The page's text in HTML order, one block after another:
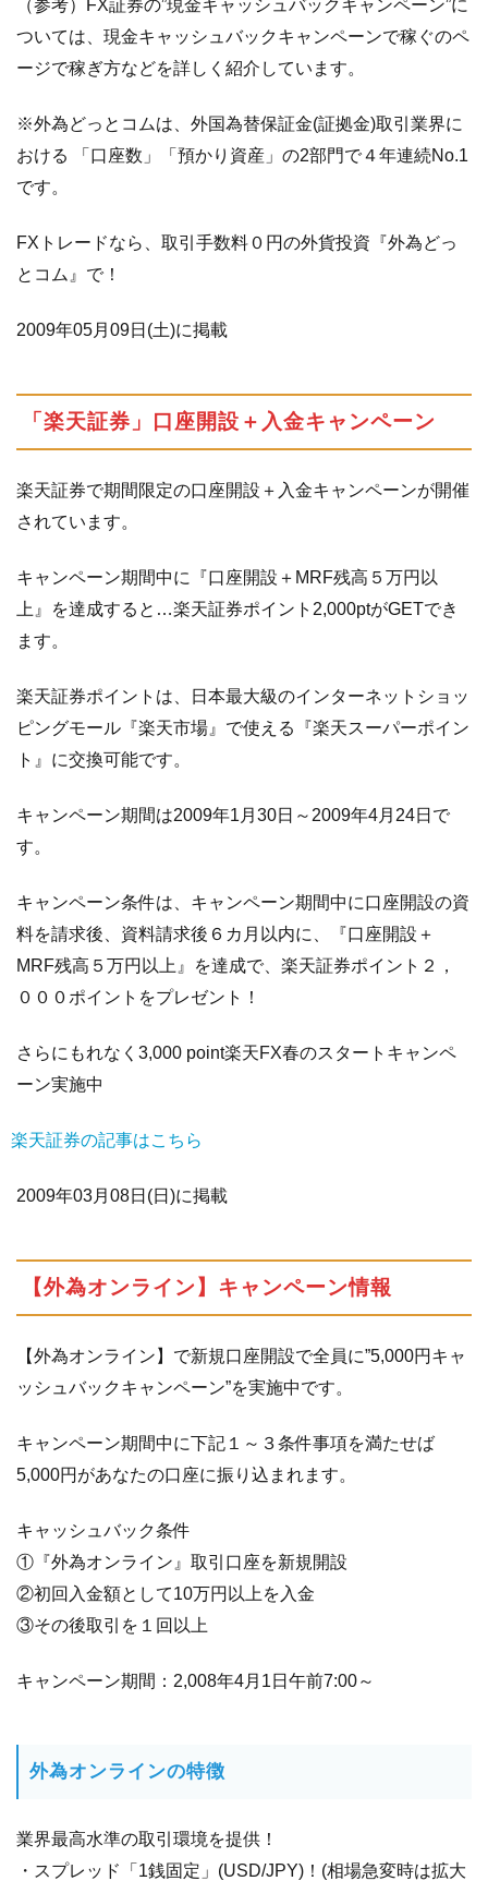
（参考）FX証券の”現金キャッシュバックキャンペーン”に
ついては、現金キャッシュバックキャンペーンで稼ぐのペ
ージで稼ぎ方などを詳しく紹介しています。
※外為どっとコムは、外国為替保証金(証拠金)取引業界に
おける 「口座数」「預かり資産」の2部門で４年連続No.1
です。
FXトレードなら、取引手数料０円の外貨投資『外為どっ
とコム』で！
2009年05月09日(土)に掲載
「楽天証券」口座開設＋入金キャンペーン
楽天証券で期間限定の口座開設＋入金キャンペーンが開催
されています。
キャンペーン期間中に『口座開設＋MRF残高５万円以
上』を達成すると…楽天証券ポイント2,000ptがGETでき
ます。
楽天証券ポイントは、日本最大級のインターネットショッ
ピングモール『楽天市場』で使える『楽天スーパーポイン
ト』に交換可能です。
キャンペーン期間は2009年1月30日～2009年4月24日で
す。
キャンペーン条件は、キャンペーン期間中に口座開設の資
料を請求後、資料請求後６カ月以内に、『口座開設＋
MRF残高５万円以上』を達成で、楽天証券ポイント２，
０００ポイントをプレゼント！
さらにもれなく3,000 point楽天FX春のスタートキャンペ
ーン実施中
楽天証券の記事はこちら
2009年03月08日(日)に掲載
【外為オンライン】キャンペーン情報
【外為オンライン】で新規口座開設で全員に”5,000円キャ
ッシュバックキャンペーン”を実施中です。
キャンペーン期間中に下記１～３条件事項を満たせば
5,000円があなたの口座に振り込まれます。
キャッシュバック条件
①『外為オンライン』取引口座を新規開設
②初回入金額として10万円以上を入金
③その後取引を１回以上
キャンペーン期間：2,008年4月1日午前7:00～
外為オンラインの特徴
業界最高水準の取引環境を提供！
・スプレッド「1銭固定」(USD/JPY)！(相場急変時は拡大